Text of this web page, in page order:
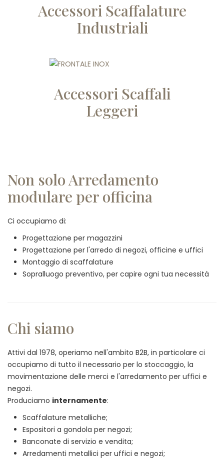
Accessori Scaffalature
Industriali
Accessori Scaffali
Leggeri
Non solo Arredamento
modulare per officina
Ci occupiamo di:
Progettazione per magazzini
Progettazione per l'arredo di negozi, officine e uffici
Montaggio di scaffalature
Sopralluogo preventivo, per capire ogni tua necessità
Chi siamo
Attivi dal 1978, operiamo nell'ambito B2B, in particolare ci
occupiamo di tutto il necessario per lo stoccaggio, la
movimentazione delle merci e l'arredamento per uffici e
negozi.
Produciamo internamente:
Scaffalature metalliche;
Espositori a gondola per negozi;
Banconate di servizio e vendita;
Arredamenti metallici per uffici e negozi;